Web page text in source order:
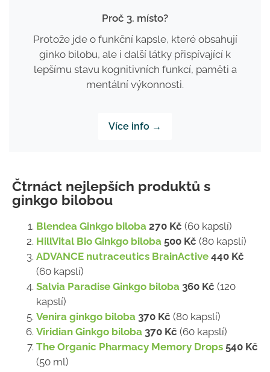
Proč 3. místo?
Protože jde o funkční kapsle, které obsahují
ginko bilobu, ale i další látky přispívající k
lepšímu stavu kognitivních funkcí, paměti a
mentální výkonnosti.
Více info →
Čtrnáct nejlepších produktů s
ginkgo bilobou
Blendea Ginkgo biloba 270 Kč (60 kapslí)
HillVital Bio Ginkgo biloba 500 Kč (80 kapslí)
ADVANCE nutraceutics BrainActive 440 Kč
(60 kapslí)
Salvia Paradise Ginkgo biloba 360 Kč (120
kapslí)
Venira ginkgo biloba 370 Kč (80 kapslí)
Viridian Ginkgo biloba 370 Kč (60 kapslí)
The Organic Pharmacy Memory Drops 540 Kč
(50 ml)